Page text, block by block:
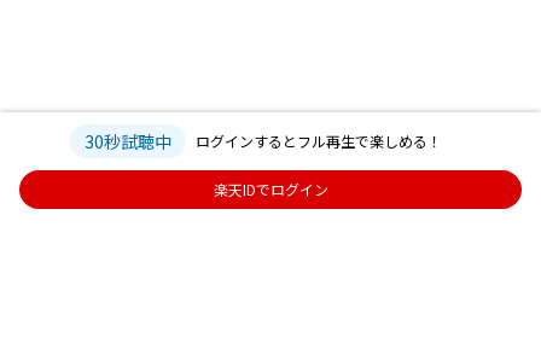
30秒試聴中 ログインするとフル再生で楽しめる！
楽天IDでログイン